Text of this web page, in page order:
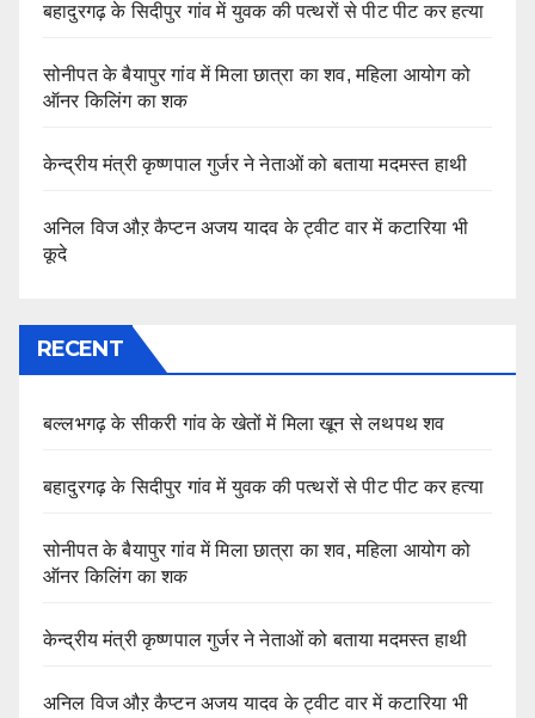
बहादुरगढ़ के सिदीपुर गांव में युवक की पत्थरों से पीट पीट कर हत्या
सोनीपत के बैयापुर गांव में मिला छात्रा का शव, महिला आयोग को
ऑनर किलिंग का शक
केन्द्रीय मंत्री कृष्णपाल गुर्जर ने नेताओं को बताया मदमस्त हाथी
अनिल विज औऱ कैप्टन अजय यादव के ट्वीट वार में कटारिया भी
कूदे
RECENT
बल्लभगढ़ के सीकरी गांव के खेतों में मिला खून से लथपथ शव
बहादुरगढ़ के सिदीपुर गांव में युवक की पत्थरों से पीट पीट कर हत्या
सोनीपत के बैयापुर गांव में मिला छात्रा का शव, महिला आयोग को
ऑनर किलिंग का शक
केन्द्रीय मंत्री कृष्णपाल गुर्जर ने नेताओं को बताया मदमस्त हाथी
अनिल विज औऱ कैप्टन अजय यादव के ट्वीट वार में कटारिया भी